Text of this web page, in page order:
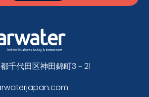
千代田区神田錦町3－21